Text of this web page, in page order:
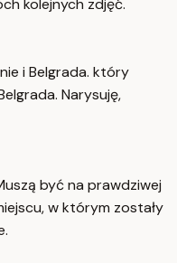
kolejnych zdjęć.
i Belgrada. który
Narysuję,
być na prawdziwej
w którym zostały